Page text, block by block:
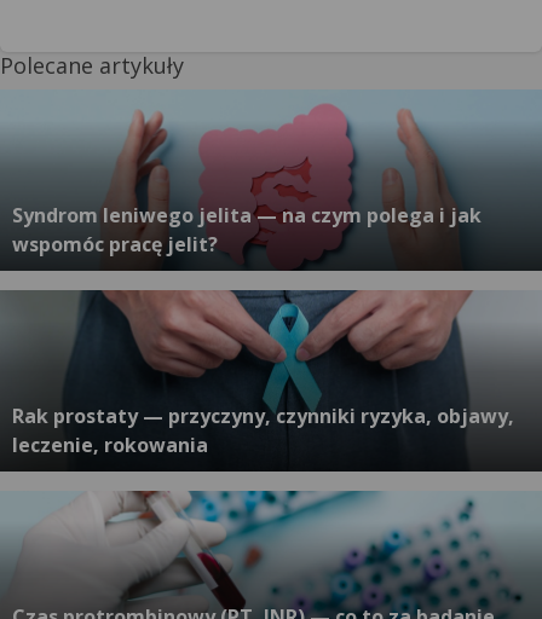
Polecane artykuły
Syndrom leniwego jelita — na czym polega i jak
wspomóc pracę jelit?
Rak prostaty — przyczyny, czynniki ryzyka, objawy,
leczenie, rokowania